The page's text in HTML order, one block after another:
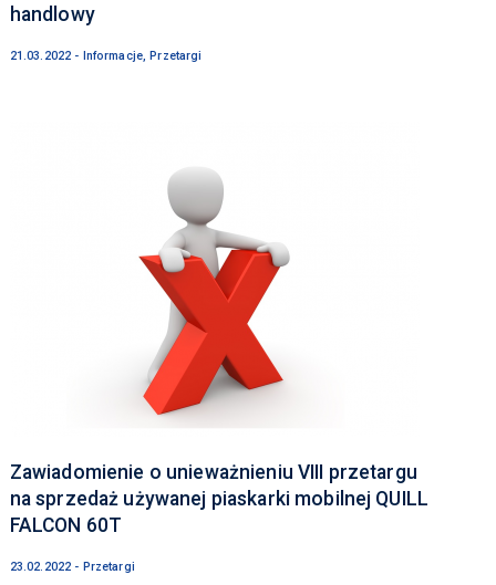
handlowy
21.03.2022 - Informacje, Przetargi
Zawiadomienie o unieważnieniu VIII przetargu
na sprzedaż używanej piaskarki mobilnej QUILL
FALCON 60T
23.02.2022 - Przetargi